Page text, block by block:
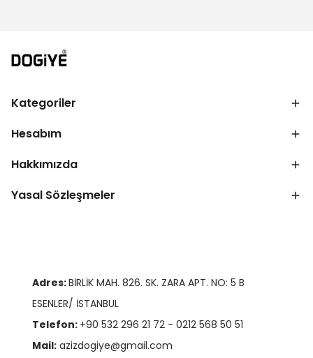
Kategoriler
Hesabım
Hakkımızda
Yasal Sözleşmeler
Adres:BİRLİK MAH. 826. SK. ZARA APT. NO: 5 B
ESENLER/ İSTANBUL
Telefon: +90 532 296 21 72 - 0212 568 50 51
Mail: azizdogiye@gmail.com